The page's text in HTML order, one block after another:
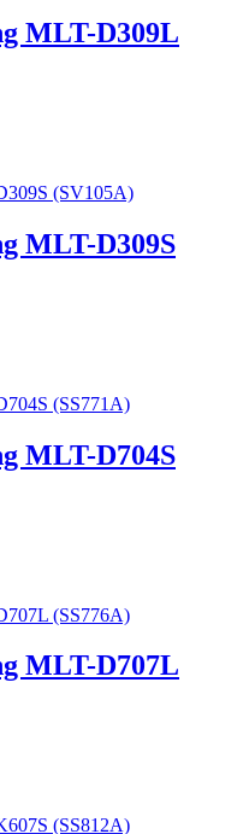
MLT-D309L
MLT-D309S
MLT-D704S
MLT-D707L